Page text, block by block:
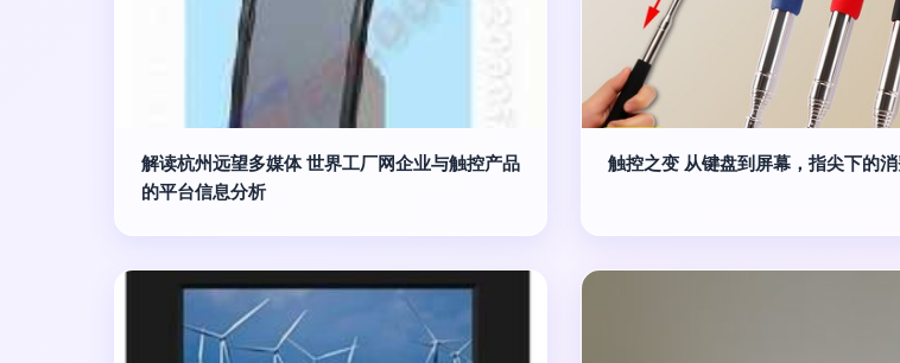
解读杭州远望多媒体 世界工厂网企业与触控产品
的平台信息分析
触控之变 从键盘到屏幕，指尖下的